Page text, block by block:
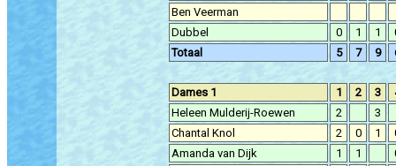
Ben Veerman
Dubbel
0 1 1
Totaal
5 7 9
Dames 1 1 2 3
Heleen Mulderij-Roewen
2
3
Chantal Knol
2 0 1
Amanda van Dijk
1 1